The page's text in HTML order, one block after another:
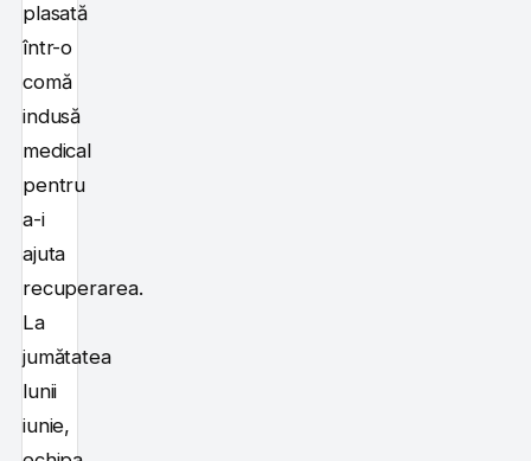
plasată
într-o
comă
indusă
medical
pentru
a-i
ajuta
recuperarea.
La
jumătatea
lunii
iunie,